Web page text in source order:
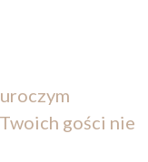
gości nie